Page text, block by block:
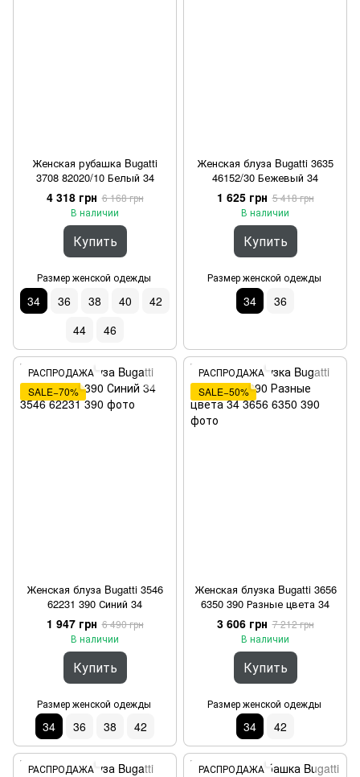
Женская рубашка Bugatti
3708 82020/10 Белый 34
4 318 грн 6 168 грн
В наличии
Купить
Размер женской одежды
34 36 38 40
42
44
46
Женская блуза Bugatti 3635
46152/30 Бежевый 34
1 625 грн 5 418 грн
В наличии
Купить
Размер женской одежды
34 36
РАСПРОДАЖА
SALE−70%
Женская блуза Bugatti 3546
62231 390 Синий 34
1 947 грн 6 490 грн
В наличии
Купить
Размер женской одежды
34 36 38 42
РАСПРОДАЖА
SALE−50%
Женская блузка Bugatti 3656
6350 390 Разные цвета 34
3 606 грн 7 212 грн
В наличии
Купить
Размер женской одежды
34 42
РАСПРОДАЖА
РАСПРОДАЖА